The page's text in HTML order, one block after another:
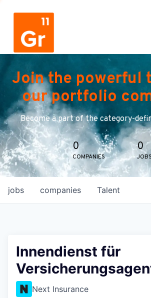
Join the powerful
our portfolio
Become a part of the category-
0
COMPANIES
0
JOBS
jobs companies Talent
Innendienst für
Next Insurance